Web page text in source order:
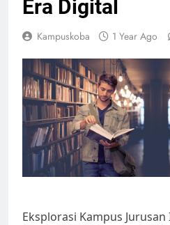
Era Digital
Kampuskoba 1 Year Ago
Eksplorasi Kampus